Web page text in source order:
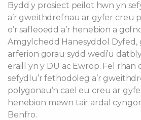
Bydd y prosiect peilot hwn yn
a’r gweithdrefnau ar gyfer creu
o’r safleoedd a’r henebion a
Amgylchedd Hanesyddol Dyfed,
arferion gorau sydd wedi’u
eraill yn y DU ac Ewrop. Fel rhan
sefydlu’r fethodoleg a’r
polygonau’n cael eu creu ar
henebion mewn tair ardal
Benfro.